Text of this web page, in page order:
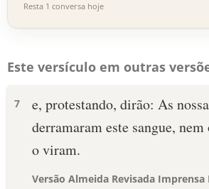
Resta 1 conversa hoje
Este versículo em outras
7
e, protestando, dirão: As
derramaram este sangue, nem
o viram.
Versão Almeida Revisada Imprensa